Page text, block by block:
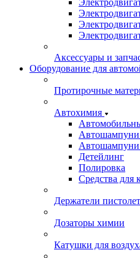
Аксессуары и
Оборудование для
Протирочные
Автохимия
Автошампуни
Автошампуни
Детейлинг
Полировка
Средства для
Держатели
Дозаторы химии
Катушки для